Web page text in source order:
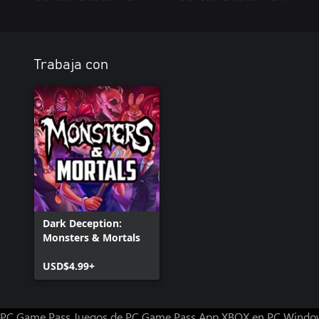
Trabaja con
Dark Deception:
Monsters & Mortals
USD$4.99+